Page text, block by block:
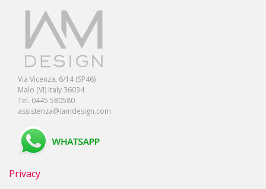
Via Vicenza, 6/14 (SP46)
Malo (VI) Italy 36034
Tel. 0445 580580
assistenza@iamdesign.com
Privacy